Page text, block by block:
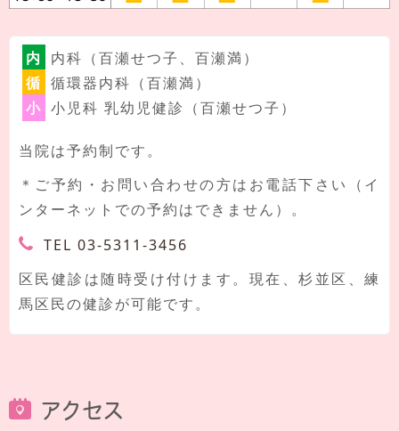
内
内科（百瀬せつ子、百瀬満）
循 循環器内科（百瀬満）
小 小児科 乳幼児健診（百瀬せつ子）
当院は予約制です。
＊ご予約・お問い合わせの方はお電話下さい（イ
ンターネットでの予約はできません）。
TEL 03-5311-3456
区民健診は随時受け付けます。現在、杉並区、練
馬区民の健診が可能です。
アクセス